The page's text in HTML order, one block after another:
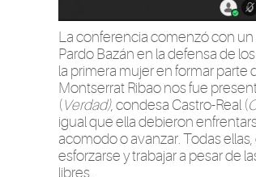
La conferencia comenzó con
Pardo Bazán en la defensa de
la primera mujer en formar parte
Montserrat Ribao nos fue
( Verdad), condesa Castro-Real (
igual que ella debieron
acomodo o avanzar. Todas
esforzarse y trabajar a pesar de
libres.